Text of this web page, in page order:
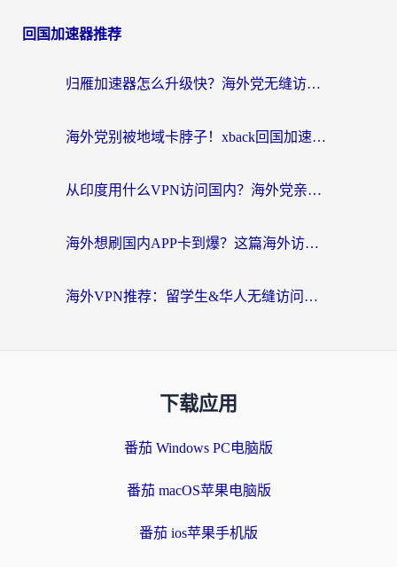
回国加速器推荐
归雁加速器怎么升级快？海外党无缝访问国内资源的全攻略（附免费VPN推荐Dcard热门款）
海外党别被地域卡脖子！xback回国加速器选择全攻略，轻松刷剧玩国服
从印度用什么VPN访问国内？海外党亲测的无缝回国上网指南
海外想刷国内APP卡到爆？这篇海外访问国内服务器加速指南帮你解决所有问题
海外VPN推荐：留学生&华人无缝访问国内资源的避坑指南
下载应用
番茄 Windows PC电脑版
番茄 macOS苹果电脑版
番茄 ios苹果手机版